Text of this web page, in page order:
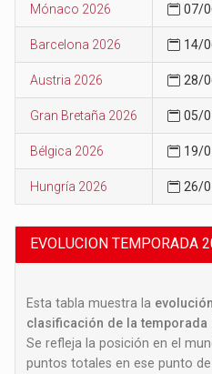
Mónaco 2026 07/
Barcelona 2026 14/
Austria 2026 28/
Gran Bretaña 2026 05/
Bélgica 2026 19/
Hungría 2026 26/
EVOLUCION TEMPORADA
Esta tabla muestra la
clasificación de la temporada
Se refleja la posición en el
puntos totales en ese punto